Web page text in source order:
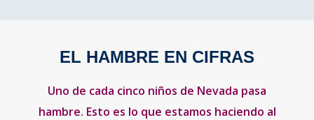
EL HAMBRE EN CIFRAS
Uno de cada cinco niños de Nevada pasa
hambre. Esto es lo que estamos haciendo al